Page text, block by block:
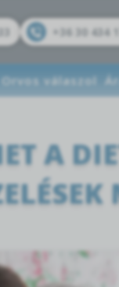
+36 30 434
Orvos válaszol
A